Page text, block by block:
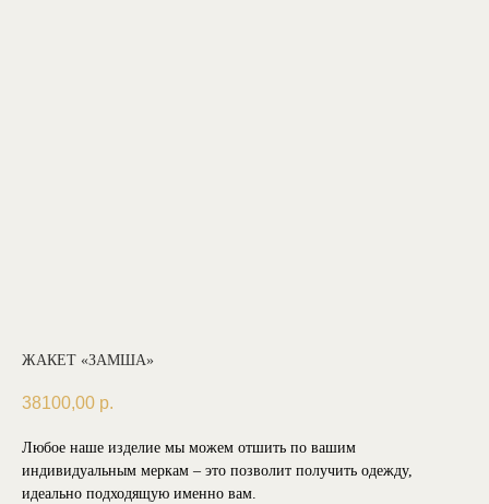
ЖАКЕТ «ЗАМША»
38100,00 р.
Любое наше изделие мы можем отшить по вашим
индивидуальным меркам – это позволит получить одежду,
идеально подходящую именно вам.